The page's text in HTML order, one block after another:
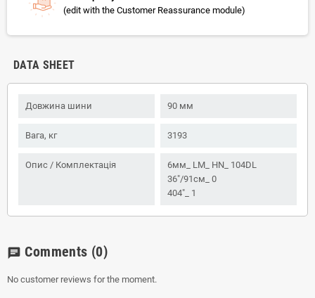
(edit with the Customer Reassurance module)
DATA SHEET
Довжина шини 90 мм
Вага, кг 3193
Опис / Комплектація
6мм_ LM_ HN_ 104DL
36"/91см_ 0
404"_ 1
chat Comments (0)
No customer reviews for the moment.